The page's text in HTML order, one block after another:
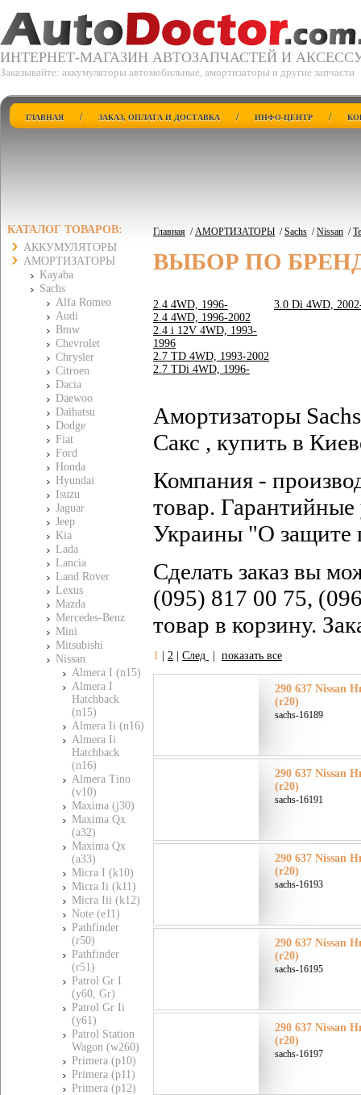
ИНТЕРНЕТ-МАГАЗИН АВТОЗАПЧАСТЕЙ И
Заказывайте: аккумуляторы автомобильные, амортизаторы и другие запчасти
ГЛАВНАЯ / ЗАКАЗ, ОПЛАТА И ДОСТАВКА / ИНФО-ЦЕНТР /
КАТАЛОГ ТОВАРОВ:
АККУМУЛЯТОРЫ
АМОРТИЗАТОРЫ
Kayaba
Sachs
Alfa Romeo
Audi
Bmw
Chevrolet
Chrysler
Citroen
Dacia
Daewoo
Daihatsu
Dodge
Fiat
Ford
Honda
Hyundai
Isuzu
Jaguar
Jeep
Kia
Lada
Lancia
Land Rover
Lexus
Mazda
Mercedes-Benz
Mini
Mitsubishi
Nissan
Almera I (n15)
Almera I
Hatchback
(n15)
Almera Ii (n16)
Almera Ii
Hatchback
(n16)
Almera Tino
(v10)
Maxima (j30)
Maxima Qx
(a32)
Maxima Qx
(a33)
Micra I (k10)
Micra Ii (k11)
Micra Iii (k12)
Note (e11)
Pathfinder
(r50)
Pathfinder
(r51)
Patrol Gr I
(y60, Gr)
Patrol Gr Ii
(y61)
Patrol Station
Wagon (w260)
Primera (p10)
Primera (p11)
Primera (p12)
Главная /АМОРТИЗАТОРЫ /Sachs /Nissan /
ВЫБОР ПО
2.4 4WD, 1996-
2.4 4WD, 1996-2002
2.4 i 12V 4WD, 1993-
1996
2.7 TD 4WD, 1993-2002
2.7 TDi 4WD, 1996-
3.0 Di 4WD,
Амортизаторы
Сакс , купить в
Компания -
товар. Гарантийные
Украины "О защите
Сделать заказ вы
(095) 817 00 75,
товар в корзину.
1 2 След показать все
290 637 Nissan
(r20)
sachs-16189
290 637 Nissan
(r20)
sachs-16191
290 637 Nissan
(r20)
sachs-16193
290 637 Nissan
(r20)
sachs-16195
290 637 Nissan
(r20)
sachs-16197